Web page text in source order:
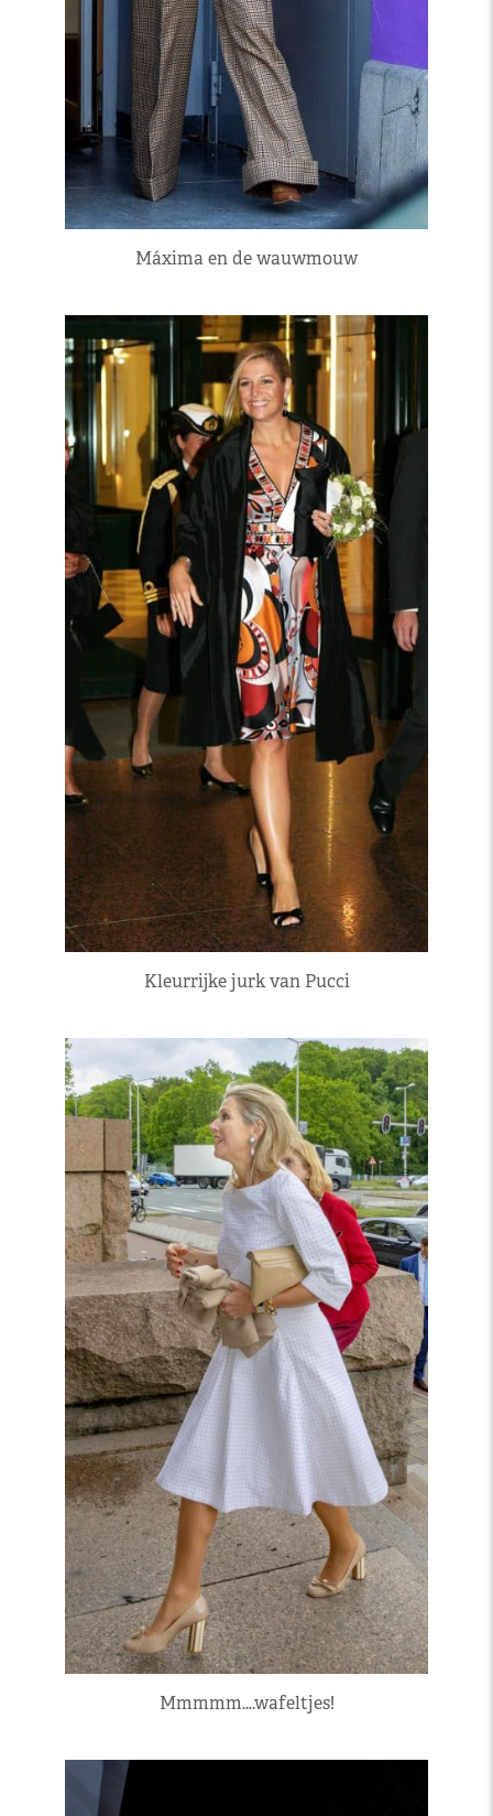
Máxima en de wauwmouw
Kleurrijke jurk van Pucci
Mmmmm….wafeltjes!